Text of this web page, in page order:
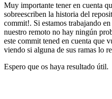
Muy importante tener en cuenta
sobreescriben la historia del
commit!. Si estamos trabajando
nuestro remoto no hay ningún
este commit tened en cuenta que
viendo si alguna de sus ramas lo
Espero que os haya resultado útil.